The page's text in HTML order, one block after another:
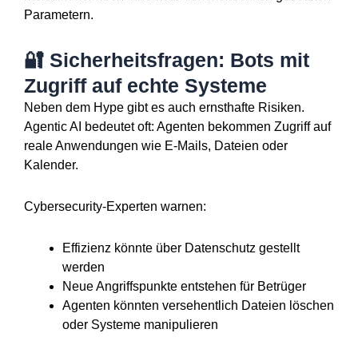
Parametern.
🔐 Sicherheitsfragen: Bots mit
Zugriff auf echte Systeme
Neben dem Hype gibt es auch ernsthafte Risiken.
Agentic AI bedeutet oft: Agenten bekommen Zugriff auf
reale Anwendungen wie E-Mails, Dateien oder
Kalender.
Cybersecurity-Experten warnen:
Effizienz könnte über Datenschutz gestellt
werden
Neue Angriffspunkte entstehen für Betrüger
Agenten könnten versehentlich Dateien löschen
oder Systeme manipulieren